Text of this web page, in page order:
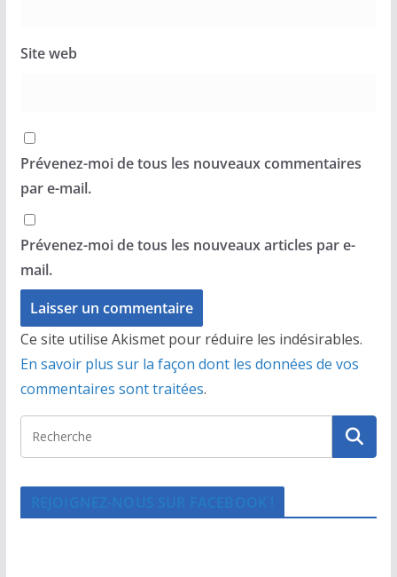
Site web
Prévenez-moi de tous les nouveaux commentaires
par e-mail.
Prévenez-moi de tous les nouveaux articles par e-
mail.
Ce site utilise Akismet pour réduire les indésirables.
En savoir plus sur la façon dont les données de vos
commentaires sont traitées.
REJOIGNEZ-NOUS SUR FACEBOOK !